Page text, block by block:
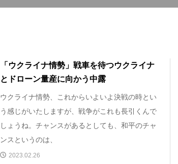
「ウクライナ情勢」戦車を待つウクライナ
とドローン量産に向かう中露
ウクライナ情勢、これからいよいよ決戦の時とい
う感じがいたしますが、戦争がこれも長引くんで
しょうね。チャンスがあるとしても、和平のチャ
ンスというのは、
2023.02.26